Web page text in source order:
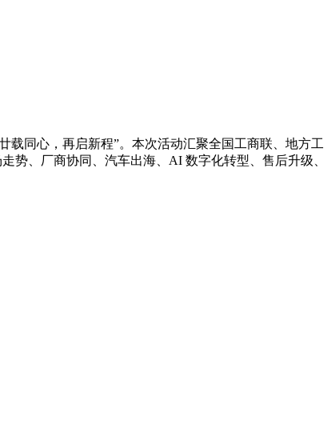
同心，再启新程”。本次活动汇聚全国工商联、地方工
势、厂商协同、汽车出海、AI 数字化转型、售后升级、